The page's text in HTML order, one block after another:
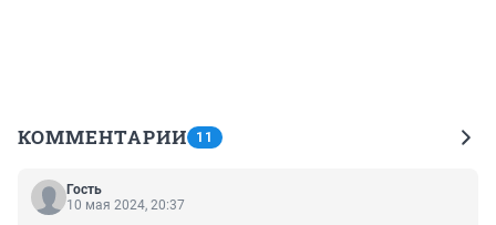
КОММЕНТАРИИ 11
Гость
10 мая 2024, 20:37